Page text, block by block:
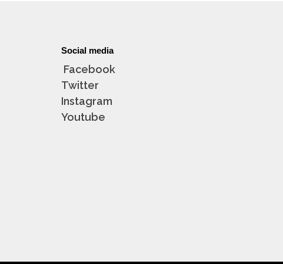
Social media
Facebook
Twitter
Instagram
Youtube